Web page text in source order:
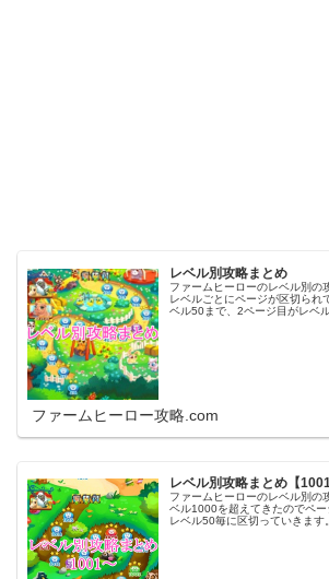
レベル別攻略まとめ
ファームヒーローのレベル別の
レベルごとにページが区切られ
ベル50まで、2ページ目がレベ
ファームヒーロー攻略.com
レベル別攻略まとめ【1001
ファームヒーローのレベル別の
ベル1000を超えてきたのでペ
レベル50毎に区切っていきま